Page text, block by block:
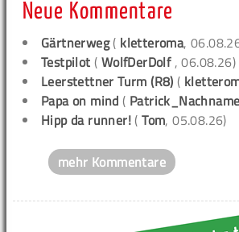
Neue Kommentare
Gärtnerweg( kletteroma,
Testpilot ( WolfDerDolf , 06.08.26)
Leerstettner Turm (R8) (
Papa on mind ( Patrick_Nachname
Hipp da runner! (Tom, 05.08.26)
mehr Kommentare